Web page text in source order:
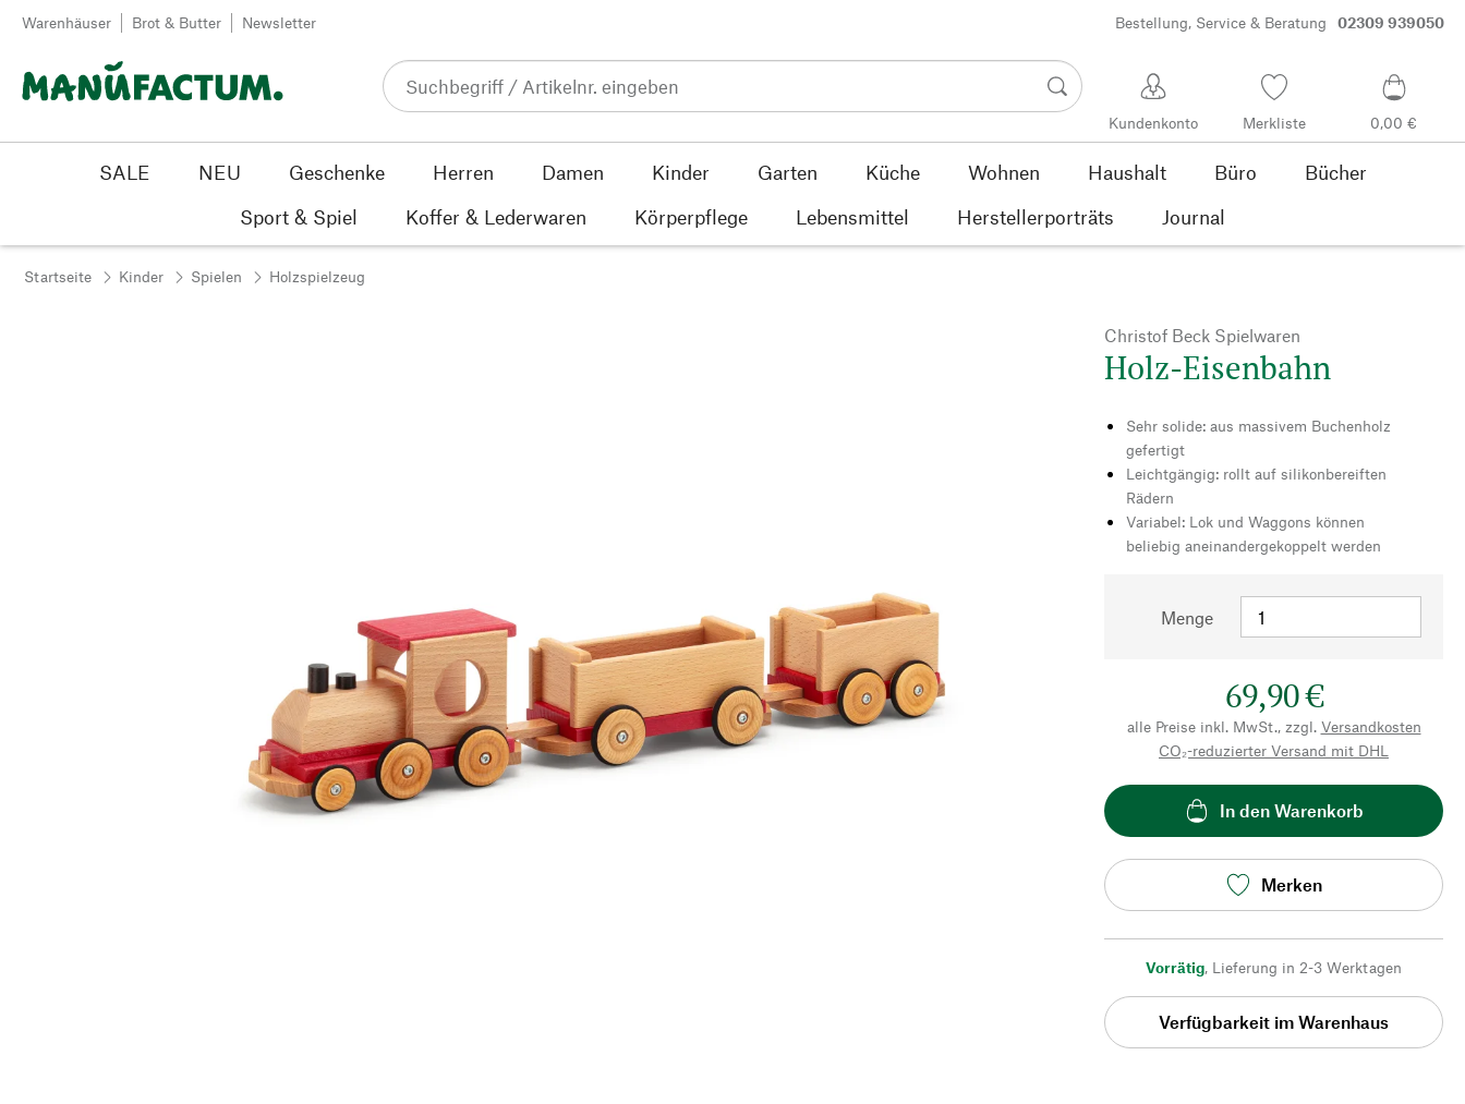
Zum Inhalt springen
Warenhäuser Brot & Butter Newsletter Bestellung, Service & Beratung 02309 939050
Kundenkonto Merkliste 0,00 €
SALE NEU Geschenke Herren Damen Kinder Garten Küche Wohnen Haushalt Büro
Bücher
Sport & Spiel
Koffer & Lederwaren Körperpflege Lebensmittel Herstellerporträts Journal
Startseite Kinder Spielen Holzspielzeug
Christof Beck Spielwaren
Holz-Eisenbahn
Sehr solide: aus massivem Buchenholz
gefertigt
Leichtgängig: rollt auf silikonbereiften
Rädern
Variabel: Lok und Waggons können
beliebig aneinandergekoppelt werden
Menge
69,90 €
alle Preise inkl. MwSt., zzgl. Versandkosten
CO₂-reduzierter Versand mit DHL
In den Warenkorb
Merken
Vorrätig, Lieferung in 2-3 Werktagen
Verfügbarkeit im Warenhaus